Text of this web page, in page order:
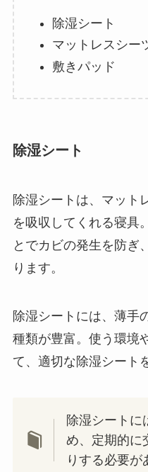
除湿シート
マットレスシー
敷きパッド
除湿シート
除湿シートは、マット
を吸収してくれる寝具
とでカビの発生を防ぎ
ります。
除湿シートには、薄手
種類が豊富。使う環境
て、適切な除湿シート
除湿シートに
め、定期的に
りする必要が